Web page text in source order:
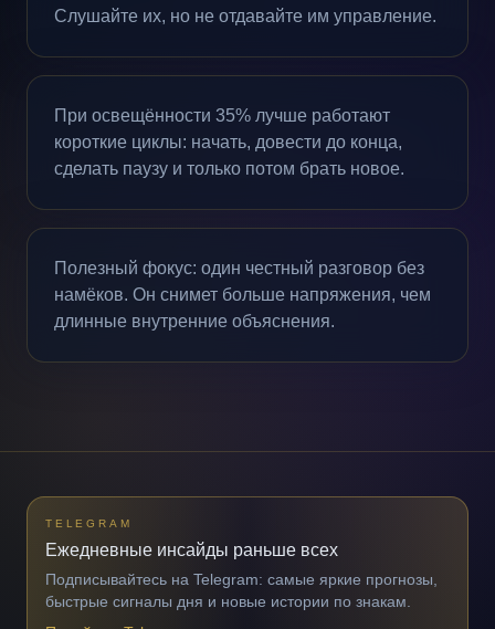
Слушайте их, но не отдавайте им управление.
При освещённости 35% лучше работают
короткие циклы: начать, довести до конца,
сделать паузу и только потом брать новое.
Полезный фокус: один честный разговор без
намёков. Он снимет больше напряжения, чем
длинные внутренние объяснения.
TELEGRAM
Ежедневные инсайды раньше всех
Подписывайтесь на Telegram: самые яркие прогнозы,
быстрые сигналы дня и новые истории по знакам.